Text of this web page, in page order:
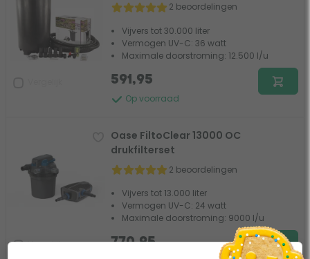
2 beoordelingen
Vijvers tot 30.000 liter
Vermogen UV-C: 36 watt
Maximale doorstroming: 12.500 l/u
Op voorraad
591,95
Vergelijk
Oase FiltoClear 13000 OC
drukfilterset
2 beoordelingen
Vijvers tot 13.000 liter
Vermogen UV-C: 24 watt
Maximale doorstroming: 9000 l/u
770,95